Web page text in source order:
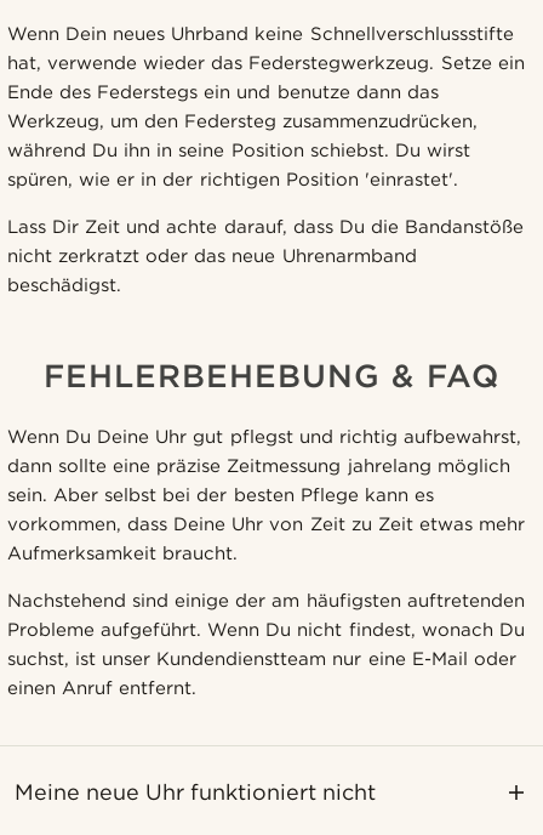
Wenn Dein neues Uhrband keine Schnellverschlussstifte
hat, verwende wieder das Federstegwerkzeug. Setze ein
Ende des Federstegs ein und benutze dann das
Werkzeug, um den Federsteg zusammenzudrücken,
während Du ihn in seine Position schiebst. Du wirst
spüren, wie er in der richtigen Position 'einrastet'.
Lass Dir Zeit und achte darauf, dass Du die Bandanstöße
nicht zerkratzt oder das neue Uhrenarmband
beschädigst.
FEHLERBEHEBUNG & FAQ
Wenn Du Deine Uhr gut pflegst und richtig aufbewahrst,
dann sollte eine präzise Zeitmessung jahrelang möglich
sein. Aber selbst bei der besten Pflege kann es
vorkommen, dass Deine Uhr von Zeit zu Zeit etwas mehr
Aufmerksamkeit braucht.
Nachstehend sind einige der am häufigsten auftretenden
Probleme aufgeführt. Wenn Du nicht findest, wonach Du
suchst, ist unser Kundendienstteam nur eine E-Mail oder
einen Anruf entfernt.
Meine neue Uhr funktioniert nicht